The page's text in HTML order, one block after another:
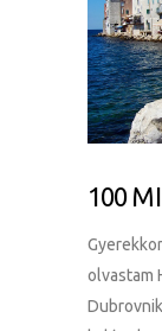
100
olvastam